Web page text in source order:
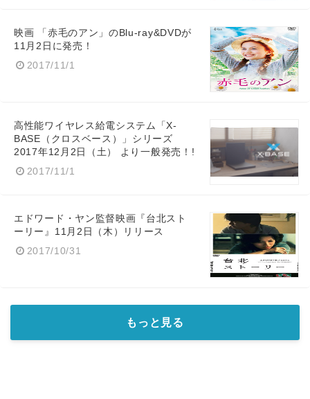
映画 「赤毛のアン」のBlu-ray&DVDが
11月2日に発売！
2017/11/1
高性能ワイヤレス給電システム「X-
BASE（クロスベース）」シリーズ
2017年12月2日（土） より一般発売！!
2017/11/1
エドワード・ヤン監督映画『台北スト
ーリー』11月2日（木）リリース
2017/10/31
もっと見る